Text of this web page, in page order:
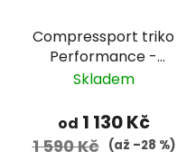
Compressport triko
Performance -
pánské - bílá/černá
Skladem
od 1 130 Kč
1 590 Kč (až –28 %)